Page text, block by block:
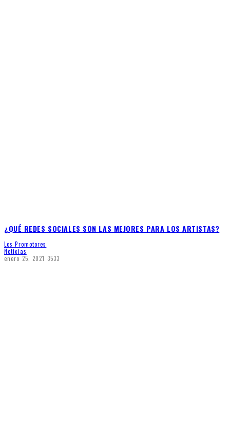
¿QUÉ REDES SOCIALES SON LAS MEJORES PARA LOS ARTISTAS?
Los Promotores
Noticias
enero 25, 2021 3533